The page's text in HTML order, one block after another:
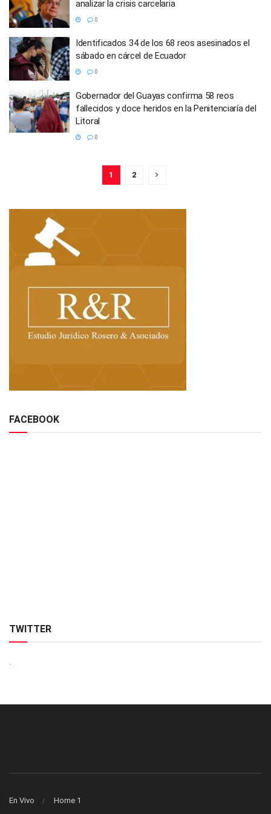
analizar la crisis carcelaria
0
Identificados 34 de los 68 reos asesinados el
sábado en cárcel de Ecuador
0
Gobernador del Guayas confirma 58 reos
fallecidos y doce heridos en la Penitenciaría del
Litoral
0
1 2
FACEBOOK
TWITTER
En Vivo Home 1